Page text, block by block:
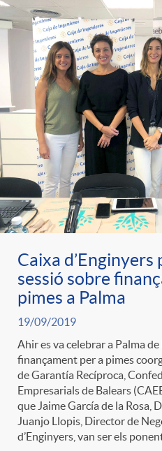
e
p
r
e
n
s
a
t
g
o
r
e
s
A
c
l
a
F
i
l
t
r
r
e
c
o
n
t
i
n
g
Caixa
sessió sobre
pimes a Palma
19/09/2019
Ahir es va celebrar a Palma
finançament per a pimes
de Garantía Recíproca,
Empresarials de Balears
que Jaime García de la Rosa,
Juanjo Llopis, Director de
d’Enginyers, van ser els